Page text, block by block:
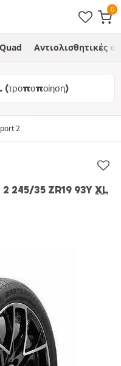
Quad Αντιολισθητικές
(τροποποίηση)
2
2 245/35 ZR19 93Y XL